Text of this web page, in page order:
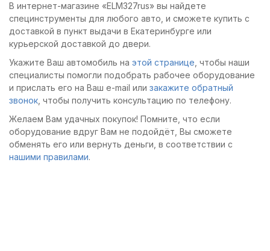
протекание масла.
В интернет-магазине «ELM327rus» вы найдете
специнструменты для любого авто, и сможете купить с
доставкой в пункт выдачи в Екатеринбурге или
курьерской доставкой до двери.
Укажите Ваш автомобиль на этой странице , чтобы наши
специалисты помогли подобрать рабочее оборудование
и прислать его на Ваш e-mail или закажите обратный
звонок , чтобы получить консультацию по телефону.
Желаем Вам удачных покупок! Помните, что если
оборудование вдруг Вам не подойдёт, Вы сможете
обменять его или вернуть деньги, в соответствии с
нашими правилами.